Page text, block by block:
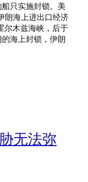
只实施封锁。美
朗海上进出口经济
尔木兹海峡，后于
海上封锁，伊朗
无法弥